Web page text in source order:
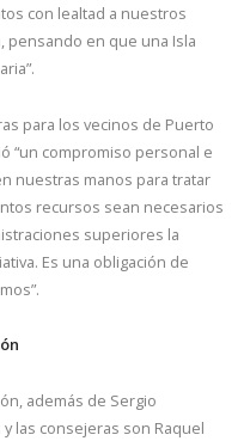
con lealtad a nuestros
pensando en que una Isla
para los vecinos de Puerto
“un compromiso personal e
nuestras manos para tratar
recursos sean necesarios
superiores la
Es una obligación de
además de Sergio
las consejeras son Raquel